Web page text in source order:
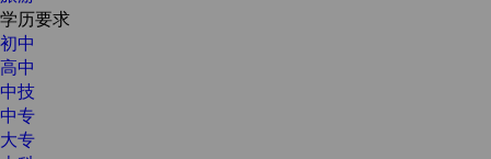
学历要求
初中
高中
中技
中专
大专